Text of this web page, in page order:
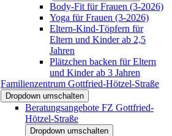
Body-Fit für Frauen (3-2026)
Yoga für Frauen (3-2026)
Eltern-Kind-Töpfern für
Eltern und Kinder ab 2,5
Jahren
Plätzchen backen für Eltern
und Kinder ab 3 Jahren
Familienzentrum Gottfried-Hötzel-Straße
Dropdown umschalten
Beratungsangebote FZ Gottfried-
Hötzel-Straße
Dropdown umschalten